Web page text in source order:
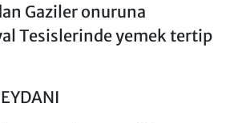
Gaziler onuruna
Tesislerinde yemek tertip